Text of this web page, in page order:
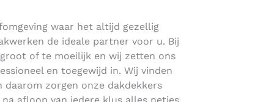
waar het altijd gezellig
de ideale partner voor u. Bij
of te moeilijk en wij zetten ons
en toegewijd in. Wij vinden
zorgen onze dakdekkers